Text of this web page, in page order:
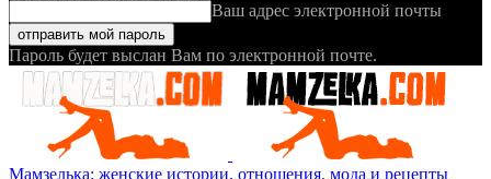
Ваш адрес электронной почты
Пароль будет выслан Вам по электронной почте.
Мамзелька: женские истории, отношения, мода и рецепты